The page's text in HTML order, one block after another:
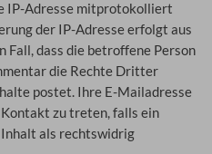
IP-Adresse mitprotokolliert
der IP-Adresse erfolgt aus
Fall, dass die betroffene Person
die Rechte Dritter
postet. Ihre E-Mailadresse
zu treten, falls ein
als rechtswidrig